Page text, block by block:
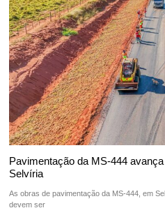
Pavimentação da MS-444
Selvíria
As obras de pavimentação da MS-444, em
devem ser